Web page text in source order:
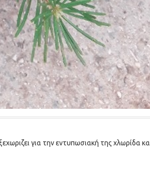
για την εντυπωσιακή της χλωρίδα